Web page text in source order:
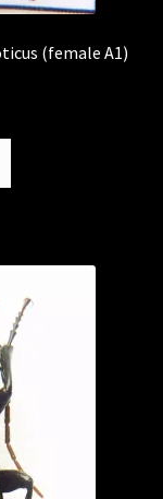
(female A1)